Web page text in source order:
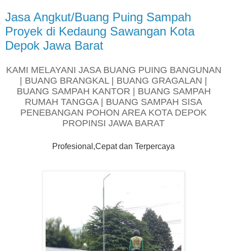
Jasa Angkut/Buang Puing Sampah
Proyek di Kedaung Sawangan Kota
Depok Jawa Barat
KAMI MELAYANI JASA BUANG PUING BANGUNAN
| BUANG BRANGKAL | BUANG GRAGALAN |
BUANG SAMPAH KANTOR | BUANG SAMPAH
RUMAH TANGGA | BUANG SAMPAH SISA
PENEBANGAN POHON AREA KOTA DEPOK
PROPINSI JAWA BARAT
Profesional,Cepat dan Terpercaya